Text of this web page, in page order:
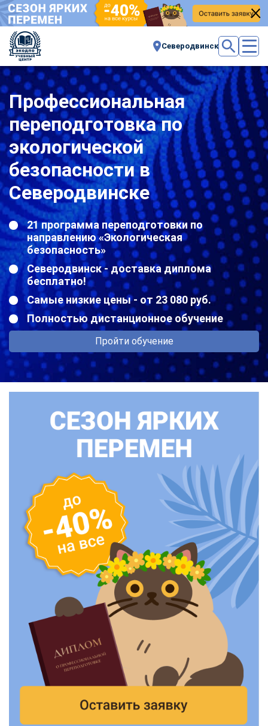
Северодвинск
Профессиональная
переподготовка по
экологической
безопасности в
Северодвинске
21 программа переподготовки по
направлению «Экологическая
безопасность»
Северодвинск - доставка диплома
бесплатно!
Самые низкие цены - от 23 080 руб.
Полностью дистанционное обучение
Пройти обучение